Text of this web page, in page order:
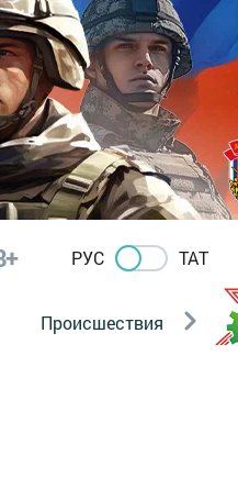
РУС ТАТ
Происшествия